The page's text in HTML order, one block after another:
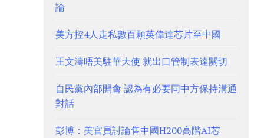
論
美方控4人走私數百顆英偉達芯片至中國
王文濤晤美駐華大使 就出口管制表達關切
自民黨內部開會 認為有必要同中方保持溝通
對話
彭博：美官員討論售中國H200高階AI芯